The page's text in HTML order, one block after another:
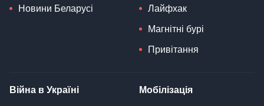
Новини Беларусі Лайфхак
Магнітні бурі
Привітання
Війна в Україні Мобілізація